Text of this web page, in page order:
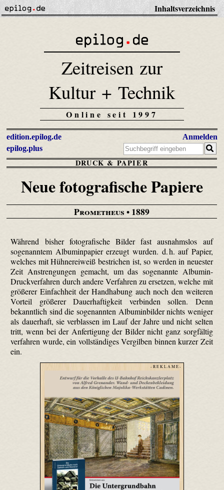
Inhaltsverzeichnis
Zeitreisen zur
Kultur + Technik
Online seit 1997
edition.epilog.de
epilog.plus
Anmelden
DRUCK & PAPIER
Neue fotografische Papiere
Prometheus• 1889
Während bisher fotografische Bilder fast ausnahmslos auf
sogenanntem Albumin­papier erzeugt wurden. d. h. auf Papier,
welches mit Hühnereiweiß bestrichen ist, so werden in neuester
Zeit Anstrengungen gemacht, um das sogenannte Albumin-
Druckverfahren durch andere Verfahren zu ersetzen, welche mit
größerer Einfachheit der Handhabung auch noch den weiteren
Vorteil größerer Dauerhaftigkeit verbinden sollen. Denn
bekanntlich sind die sogenannten Albumin­bilder nichts weniger
als dauerhaft, sie verblassen im Lauf der Jahre und nicht selten
tritt, wenn bei der Anfertigung der Bilder nicht ganz sorgfältig
verfahren wurde, ein vollständiges Vergilben binnen kurzer Zeit
ein.
- R E K L A M E -